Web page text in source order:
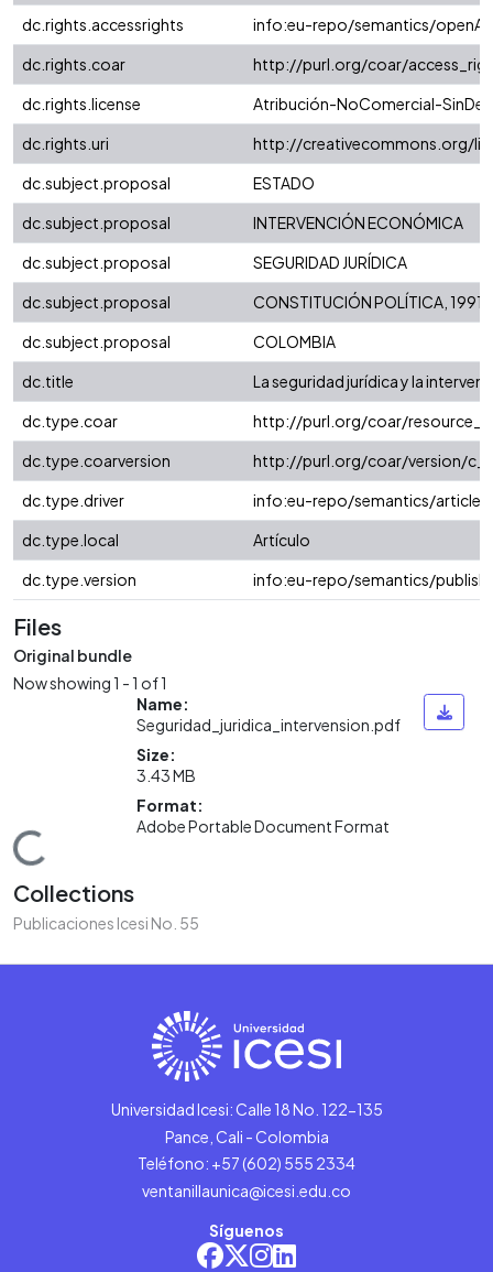
dc.rights.accessrights
info:eu-repo/semantics/
dc.rights.coar
http://purl.org/coar/
dc.rights.license
Atribución-NoComercial-
dc.rights.uri
http://creativecommons.org/
dc.subject.proposal
ESTADO
dc.subject.proposal
INTERVENCIÓN ECONÓMICA
dc.subject.proposal
SEGURIDAD JURÍDICA
dc.subject.proposal
CONSTITUCIÓN POLÍTICA, 1991
dc.subject.proposal
COLOMBIA
dc.title
La seguridad jurídica y la
dc.type.coar
http://purl.org/coar/
dc.type.coarversion
http://purl.org/coar/version/
dc.type.driver
info:eu-repo/semantics/article
dc.type.local
Artículo
dc.type.version
info:eu-repo/semantics/
Files
Original bundle
Now showing1 - 1 of 1
Loading...
Name:
Seguridad_juridica_intervension.pdf
Size:
3.43 MB
Format:
Adobe Portable Document Format
Collections
Publicaciones Icesi No. 55
Universidad Icesi: Calle 18 No. 122-135
Pance, Cali - Colombia
Teléfono: +57 (602) 555 2334
ventanillaunica@icesi.edu.co
Síguenos